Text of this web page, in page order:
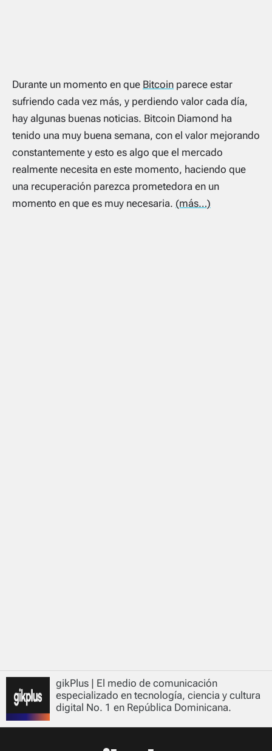
Durante un momento en que Bitcoin parece estar
sufriendo cada vez más, y perdiendo valor cada día,
hay algunas buenas noticias. Bitcoin Diamond ha
tenido una muy buena semana, con el valor mejorando
constantemente y esto es algo que el mercado
realmente necesita en este momento, haciendo que
una recuperación parezca prometedora en un
momento en que es muy necesaria. (más…)
gikPlus | El medio de comunicación
especializado en tecnología, ciencia y cultura
digital No. 1 en República Dominicana.